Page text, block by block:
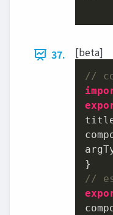
37. [beta]
//
//